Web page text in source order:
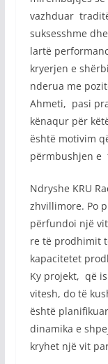
vazhduar
suksesshme
lartë
kryerjen e
nderua me
Ahmeti, pasi
kënaqur për
është motivim
përmbushjen e
Ndryshe KRU
zhvillimore. Po
përfundoi një
re të prodhimit
kapacitetet
Ky projekt, që
vitesh, do të
është
dinamika e
kryhet një vit